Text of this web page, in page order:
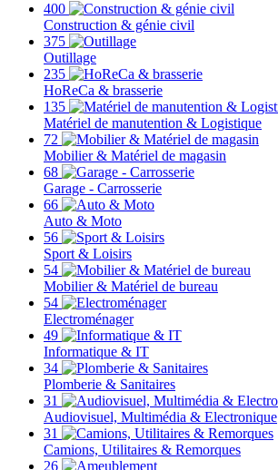
400
Construction & génie civil
375
Outillage
235
HoReCa & brasserie
135
Matériel de manutention & Logistique
72
Mobilier & Matériel de magasin
68
Garage - Carrosserie
66
Auto & Moto
56
Sport & Loisirs
54
Mobilier & Matériel de bureau
54
Electroménager
49
Informatique & IT
34
Plomberie & Sanitaires
31
Audiovisuel, Multimédia & Electronique
31
Camions, Utilitaires & Remorques
26